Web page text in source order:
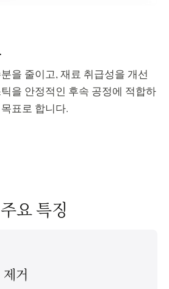
을 줄이고, 재료 취급성을 개선
을 안정적인 후속 공정에 적합하
표로 합니다.
주요 특징
거